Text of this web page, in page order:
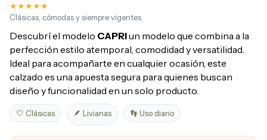
★★★★★
Clásicas, cómodas y siempre vigentes
Descubrí el modelo CAPRIun modelo que combina a la
perfección estilo atemporal, comodidad y versatilidad.
Ideal para acompañarte en cualquier ocasión, este
calzado es una apuesta segura para quienes buscan
diseño y funcionalidad en un solo producto.
🤍 Clásicas 🪶 Livianas 👣 Uso diario